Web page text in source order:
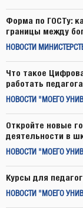
Форма по ГОСТу:
границы между
НОВОСТИ
Что такое
работать
НОВОСТИ "МОЕГО
Откройте новые
деятельности в
НОВОСТИ "МОЕГО
Курсы для
НОВОСТИ "МОЕГО